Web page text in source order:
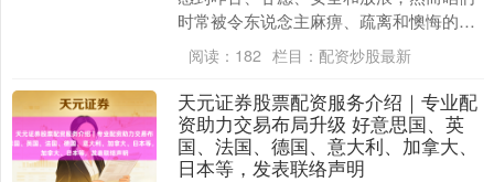
时常被令东说念主麻痹、疏离和懊悔的建
筑包围，并对此感到窝囊为力。让咱们开
动....
阅读： 182 栏目： 配资炒股最新
天元证券股票配资服务介绍｜专业配
资助力交易布局升级 好意思国、英
国、法国、德国、意大利、加拿大、
日本等，发表联络声明